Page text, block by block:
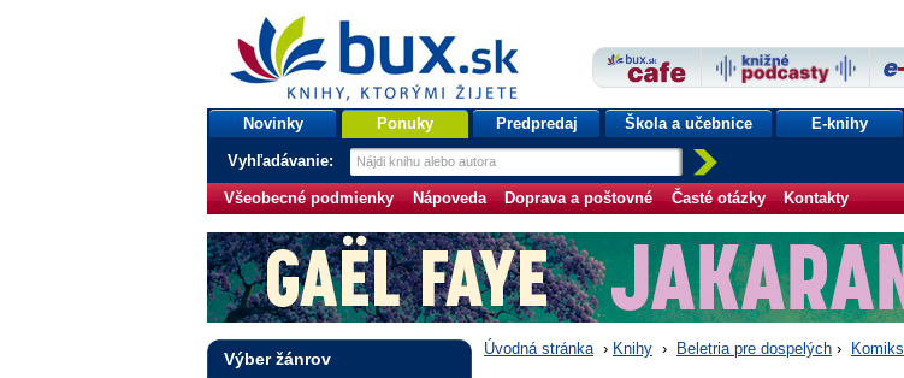
bux.sk
knihy, ktorými žijete
Úvodná stránka
Novinky Ponuky Predpredaj Škola a učebnice E-knihy
Vyhľadávanie:
Všeobecné podmienky Nápoveda Doprava a poštovné Časté otázky Kontakty
Úvodná stránka › Knihy › Beletria pre dospelých › Komiks
Výber žánrov